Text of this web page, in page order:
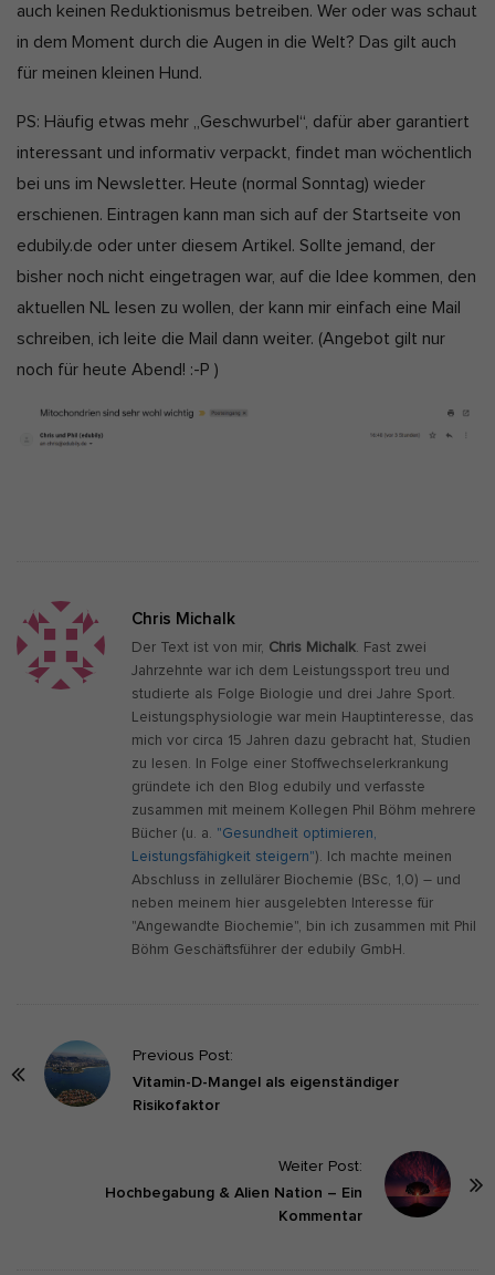
auch keinen Reduktionismus betreiben. Wer oder was schaut
in dem Moment durch die Augen in die Welt? Das gilt auch
für meinen kleinen Hund.
PS: Häufig etwas mehr „Geschwurbel“, dafür aber garantiert
interessant und informativ verpackt, findet man wöchentlich
bei uns im Newsletter. Heute (normal Sonntag) wieder
erschienen. Eintragen kann man sich auf der Startseite von
edubily.de oder unter diesem Artikel. Sollte jemand, der
bisher noch nicht eingetragen war, auf die Idee kommen, den
aktuellen NL lesen zu wollen, der kann mir einfach eine Mail
schreiben, ich leite die Mail dann weiter. (Angebot gilt nur
noch für heute Abend! :-P )
Chris Michalk
Der Text ist von mir, Chris Michalk . Fast zwei
Jahrzehnte war ich dem Leistungssport treu und
studierte als Folge Biologie und drei Jahre Sport.
Leistungsphysiologie war mein Hauptinteresse, das
mich vor circa 15 Jahren dazu gebracht hat, Studien
zu lesen. In Folge einer Stoffwechselerkrankung
gründete ich den Blog edubily und verfasste
zusammen mit meinem Kollegen Phil Böhm mehrere
Bücher (u. a. "Gesundheit optimieren,
Leistungsfähigkeit steigern"). Ich machte meinen
Abschluss in zellulärer Biochemie (BSc, 1,0) – und
neben meinem hier ausgelebten Interesse für
"Angewandte Biochemie", bin ich zusammen mit Phil
Böhm Geschäftsführer der edubily GmbH.
Previous Post:
Vitamin-D-Mangel als eigenständiger
Risikofaktor
Weiter Post:
Hochbegabung & Alien Nation – Ein
Kommentar